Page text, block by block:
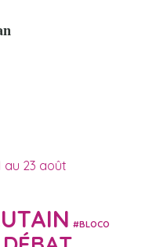
au 23 août
BLOCO